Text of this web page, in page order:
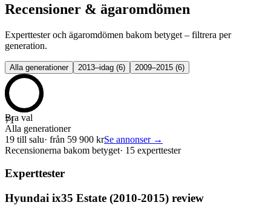
Recensioner & ägaromdömen
Experttester och ägaromdömen bakom betyget – filtrera per
generation.
Alla generationer 2013–idag (6) 2009–2015 (6)
71
Bra val
Alla generationer
19 till salu· från 59 900 krSe annonser →
Recensionerna bakom betyget· 15 experttester
Experttester
Hyundai ix35 Estate (2010-2015) review